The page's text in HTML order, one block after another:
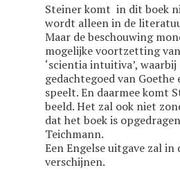
Steiner komt in dit boek
wordt alleen in de
Maar de beschouwing
mogelijke voortzetting
‘scientia intuitiva’, waarbij
gedachtegoed van
speelt. En daarmee komt
beeld. Het zal ook niet
dat het boek is
Teichmann.
Een Engelse uitgave zal
verschijnen.